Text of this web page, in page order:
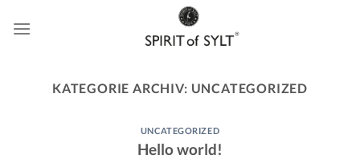
KATEGORIE ARCHIV: UNCATEGORIZED
UNCATEGORIZED
Hello world!